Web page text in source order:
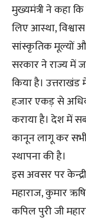
मुख्यमंत्री ने कहा
लिए आस्था,
सांस्कृतिक मूल्यों
सरकार ने राज्य में
किया है।
हजार एकड़ से
कराया है। देश में
कानून लागू कर
स्थापना की है।
इस अवसर पर
महाराज, कुमार
कपिल पुरी जी